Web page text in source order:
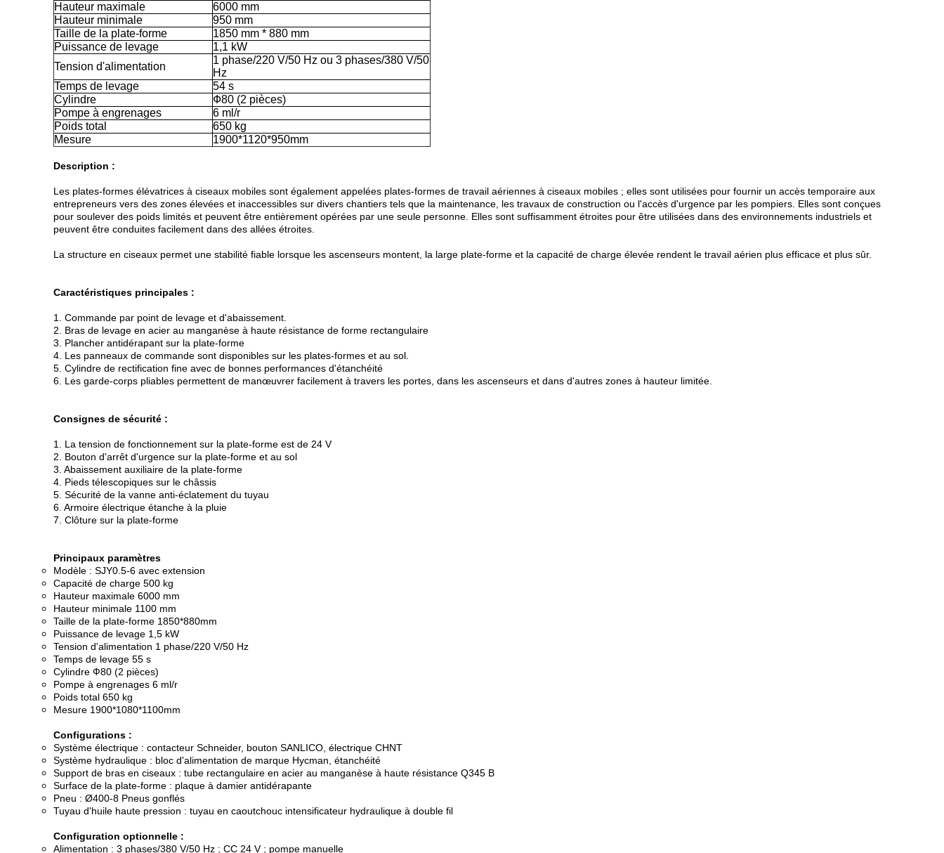
Hauteur maximale
6000 mm
Hauteur minimale
950 mm
Taille de la plate-forme
1850 mm * 880 mm
Puissance de levage
1,1 kW
Tension d'alimentation
1 phase/220 V/50 Hz ou 3 phases/380 V/50
Hz
Temps de levage
54 s
Cylindre
Ф80 (2 pièces)
Pompe à engrenages
6 ml/r
Poids total
650 kg
Mesure
1900*1120*950mm
Description :
Les plates-formes élévatrices à ciseaux mobiles sont également appelées plates-formes de travail aériennes à ciseaux mobiles ; elles sont utilisées pour fournir un accès temporaire aux
entrepreneurs vers des zones élevées et inaccessibles sur divers chantiers tels que la maintenance, les travaux de construction ou l'accès d'urgence par les pompiers. Elles sont conçues
pour soulever des poids limités et peuvent être entièrement opérées par une seule personne. Elles sont suffisamment étroites pour être utilisées dans des environnements industriels et
peuvent être conduites facilement dans des allées étroites.
La structure en ciseaux permet une stabilité fiable lorsque les ascenseurs montent, la large plate-forme et la capacité de charge élevée rendent le travail aérien plus efficace et plus sûr.
Caractéristiques principales :
1. Commande par point de levage et d'abaissement.
2. Bras de levage en acier au manganèse à haute résistance de forme rectangulaire
3. Plancher antidérapant sur la plate-forme
4. Les panneaux de commande sont disponibles sur les plates-formes et au sol.
5. Cylindre de rectification fine avec de bonnes performances d'étanchéité
6. Les garde-corps pliables permettent de manœuvrer facilement à travers les portes, dans les ascenseurs et dans d'autres zones à hauteur limitée.
Consignes de sécurité :
1. La tension de fonctionnement sur la plate-forme est de 24 V
2. Bouton d'arrêt d'urgence sur la plate-forme et au sol
3. Abaissement auxiliaire de la plate-forme
4. Pieds télescopiques sur le châssis
5. Sécurité de la vanne anti-éclatement du tuyau
6. Armoire électrique étanche à la pluie
7. Clôture sur la plate-forme
Principaux paramètres
Modèle : SJY0.5-6 avec extension
Capacité de charge 500 kg
Hauteur maximale 6000 mm
Hauteur minimale 1100 mm
Taille de la plate-forme 1850*880mm
Puissance de levage 1,5 kW
Tension d'alimentation 1 phase/220 V/50 Hz
Temps de levage 55 s
Cylindre Ф80 (2 pièces)
Pompe à engrenages 6 ml/r
Poids total 650 kg
Mesure 1900*1080*1100mm
Configurations :
Système électrique : contacteur Schneider, bouton SANLICO, électrique CHNT
Système hydraulique : bloc d'alimentation de marque Hycman, étanchéité
Support de bras en ciseaux : tube rectangulaire en acier au manganèse à haute résistance Q345 B
Surface de la plate-forme : plaque à damier antidérapante
Pneu : Ø400-8 Pneus gonflés
Tuyau d'huile haute pression : tuyau en caoutchouc intensificateur hydraulique à double fil
Configuration optionnelle :
Alimentation : 3 phases/380 V/50 Hz ; CC 24 V ; pompe manuelle